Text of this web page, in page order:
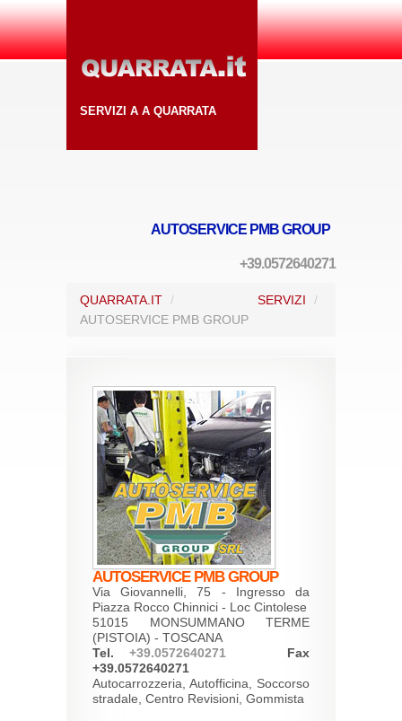
SERVIZI A A QUARRATA
AUTOSERVICE PMB GROUP
+39.0572640271
QUARRATA.IT / SERVIZI
/
AUTOSERVICE PMB GROUP
AUTOSERVICE PMB GROUP
Via Giovannelli, 75 - Ingresso da
Piazza Rocco Chinnici - Loc Cintolese
51015 MONSUMMANO TERME
(PISTOIA) - TOSCANA
Tel. +39.0572640271 Fax
+39.0572640271
Autocarrozzeria, Autofficina, Soccorso
stradale, Centro Revisioni, Gommista